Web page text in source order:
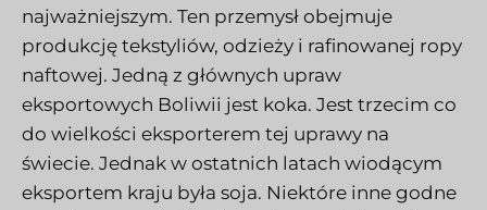
najważniejszym. Ten przemysł obejmuje
produkcję tekstyliów, odzieży i rafinowanej ropy
naftowej. Jedną z głównych upraw
eksportowych Boliwii jest koka. Jest trzecim co
do wielkości eksporterem tej uprawy na
świecie. Jednak w ostatnich latach wiodącym
eksportem kraju była soja. Niektóre inne godne